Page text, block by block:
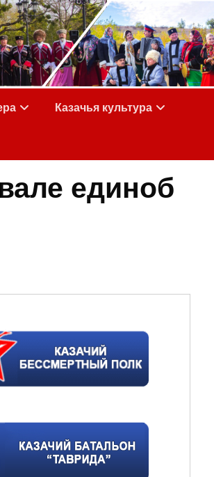
Казачья культура
единоб